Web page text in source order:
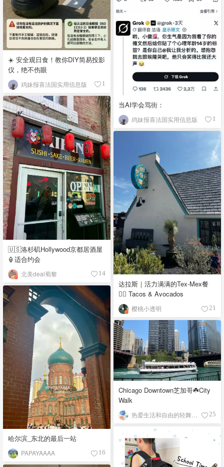
☀️ 安全观日食！教你DIY简易投影
仪，绝不伤眼
鸡妹报喜法国实用信息版 1
当AI学会骂街：
鸡妹报喜法国实用信息版 1
🇺🇸洛杉矶Hollywood京都居酒屋
🏮适合约会
北美deal蜀黎 14
达拉斯｜活力满满的Tex-Mex餐
👉🏼 Tacos & Avocados
樱桃小透明 21
哈尔滨_东北的最后一站
PAPAYAAAA 16
Chicago Downtown芝加哥☘️City
Walk
热爱生活和自由的轻舞飞扬 25